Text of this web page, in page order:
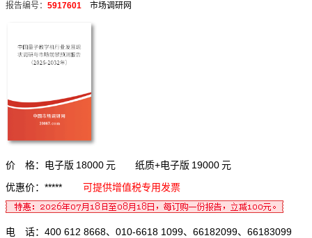
报告编号： 5917601 市场调研网
价 格：电子版 18000 元 纸质+电子版 19000 元
优惠价：*****
可提供增值税专用发票
电 话：400 612 8668、010-6618 1099、66182099、66183099